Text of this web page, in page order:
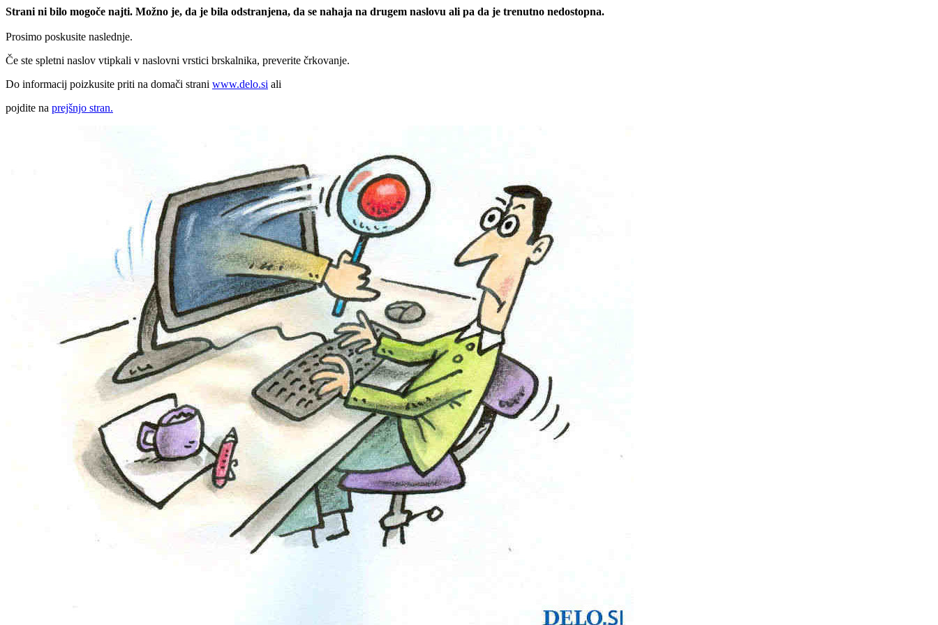
Strani ni bilo mogoče najti. Možno je, da je bila odstranjena, da se nahaja na drugem naslovu ali pa da je trenutno nedostopna.
Prosimo poskusite naslednje.
Če ste spletni naslov vtipkali v naslovni vrstici brskalnika, preverite črkovanje.
Do informacij poizkusite priti na domači strani www.delo.si ali
pojdite na prejšnjo stran.